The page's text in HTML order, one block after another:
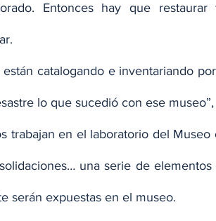
Entonces hay que
catalogando e inventariando
lo que sucedió con ese
trabajan en el laboratorio del
una serie de
serán expuestas en el museo.